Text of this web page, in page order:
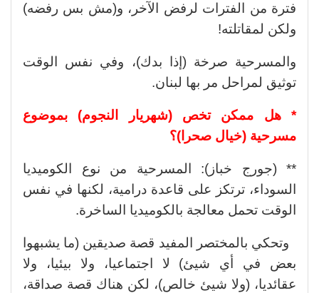
فترة من الفترات لرفض الآخر، و(مش بس رفضه)
ولكن لمقاتلته!
والمسرحية صرخة (إذا بدك)، وفي نفس الوقت
توثيق لمراحل مر بها لبنان.
* هل ممكن تخص (شهريار النجوم) بموضوع
مسرحية (خيال صحرا)؟
** (جورج خباز): المسرحية من نوع الكوميديا
السوداء، ترتكز على قاعدة درامية، لكنها في نفس
الوقت تحمل معالجة بالكوميديا الساخرة.
وتحكي بالمختصر المفيد قصة صديقين (ما يشبهوا
بعض في أي شيئ) لا اجتماعيا، ولا بيئيا، ولا
عقائديا، (ولا شيئ خالص)، لكن هناك قصة صداقة،